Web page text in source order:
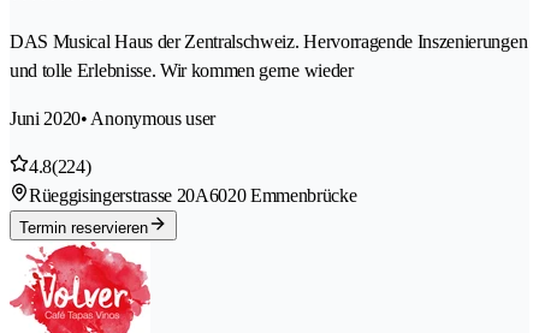
DAS Musical Haus der Zentralschweiz. Hervorragende Inszenierungen
und tolle Erlebnisse. Wir kommen gerne wieder
Juni 2020• Anonymous user
4.8(224)
Rüeggisingerstrasse 20A6020 Emmenbrücke
Termin reservieren